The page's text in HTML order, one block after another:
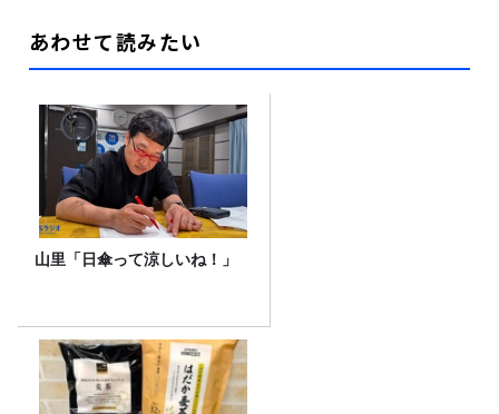
あわせて読みたい
山里「日傘って涼しいね！」